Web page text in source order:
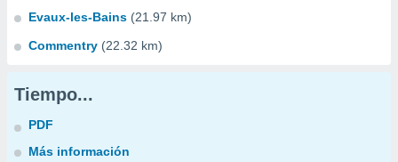
Evaux-les-Bains (21.97 km)
Commentry (22.32 km)
Tiempo...
PDF
Más información